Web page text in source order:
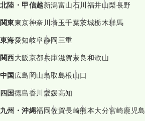
北陸・甲信越新潟富山石川福井山梨長野
関東東京神奈川埼玉千葉茨城栃木群馬
東海愛知岐阜静岡三重
関西大阪京都兵庫滋賀奈良和歌山
中国広島岡山鳥取島根山口
四国徳島香川愛媛高知
九州・沖縄福岡佐賀長崎熊本大分宮崎鹿児島